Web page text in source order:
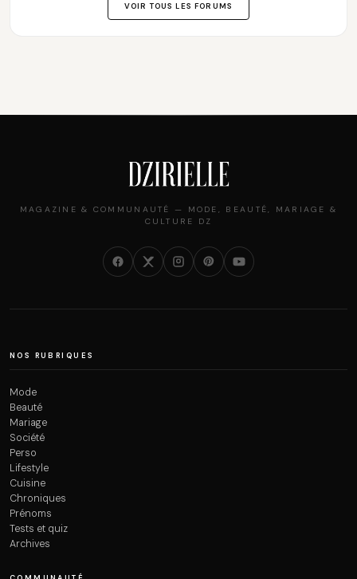
VOIR TOUS LES FORUMS
MAGAZINE & COMMUNAUTÉ — MODE, BEAUTÉ, MARIAGE &
CULTURE DZ
NOS RUBRIQUES
Mode
Beauté
Mariage
Société
Perso
Lifestyle
Cuisine
Chroniques
Prénoms
Tests et quiz
Archives